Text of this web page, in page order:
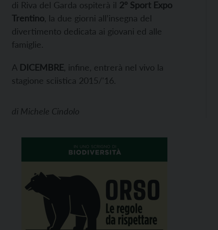
di Riva del Garda ospiterà il 2° Sport Expo
Trentino , la due giorni all’insegna del
divertimento dedicata ai giovani ed alle
famiglie.
A DICEMBRE , infine, entrerà nel vivo la
stagione sciistica 2015/'16.
di Michele Cindolo